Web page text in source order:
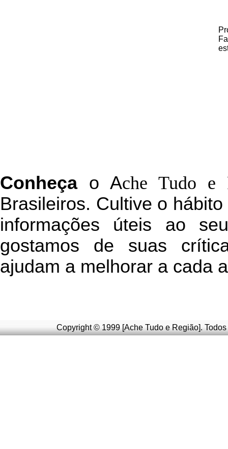
Conheçao Ache Tudo e
Brasileiros. Cultive o
informações úteis ao
gostamos de suas
ajudam a melhorar a cada
Copyright © 1999 [Ache Tudo e Região].